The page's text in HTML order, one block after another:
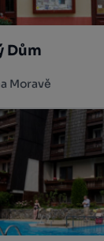
Dům
Moravě